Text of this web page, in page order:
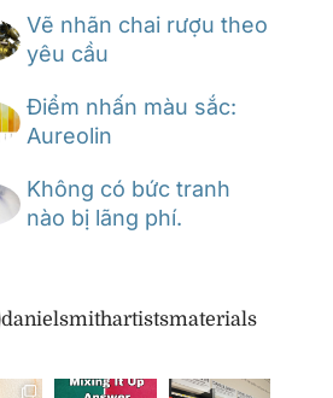
Vẽ nhãn chai rượu theo
yêu cầu
Điểm nhấn màu sắc:
Aureolin
Không có bức tranh
nào bị lãng phí.
danielsmithartistsmaterials